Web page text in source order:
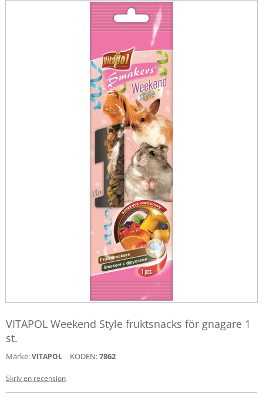
VITAPOL Weekend Style fruktsnacks för gnagare 1
st.
Märke:VITAPOL KODEN:7862
Skriv en recension